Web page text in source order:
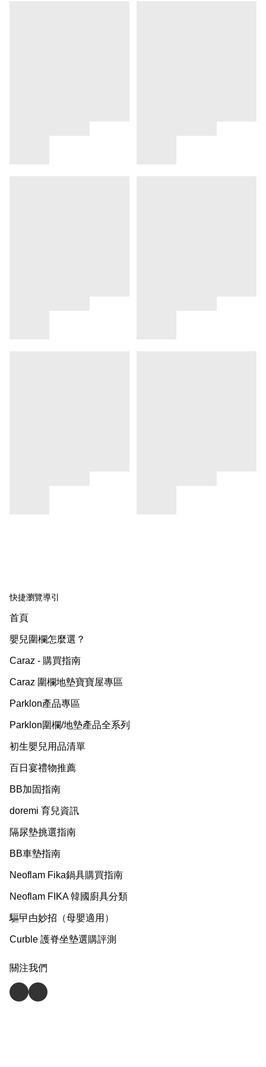
快捷瀏覽導引
首頁
嬰兒圍欄怎麼選？
Caraz - 購買指南
Caraz 圍欄地墊寶寶屋專區
Parklon產品專區
Parklon圍欄/地墊產品全系列
初生嬰兒用品清單
百日宴禮物推薦
BB加固指南
doremi 育兒資訊
隔尿墊挑選指南
BB車墊指南
Neoflam Fika鍋具購買指南
Neoflam FIKA 韓國廚具分類
驅曱甴妙招（母嬰適用）
Curble 護脊坐墊選購評測
關注我們